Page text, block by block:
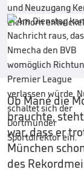
Ob Mané die
brauchte,
war, dass er
München
des